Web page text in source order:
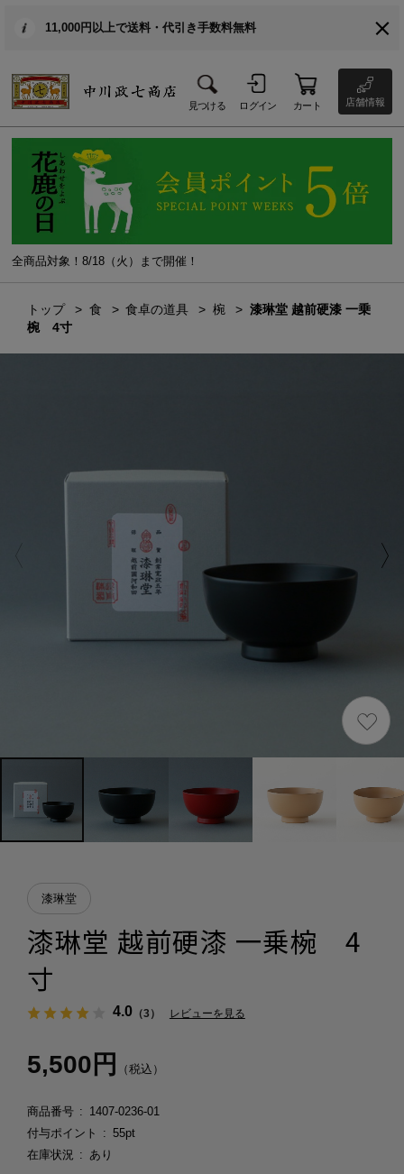
11,000円以上で送料・代引き手数料無料
見つける ログイン カート 店舗情報
全商品対象！8/18（火）まで開催！
トップ 食 食卓の道具 椀
漆琳堂 越前硬漆 一乗
椀 4寸
漆琳堂
漆琳堂 越前硬漆 一乗椀 4
寸
4.0（3） レビューを見る
5,500円 （税込）
商品番号
1407-0236-01
付与ポイント
55pt
在庫状況
あり